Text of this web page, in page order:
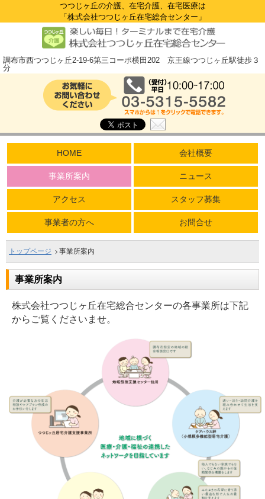
つつじヶ丘の介護、在宅介護、在宅医療は
「株式会社つつじヶ丘在宅総合センター」
調布市西つつじヶ丘2-19-6第三コーポ横田202 京王線つつじヶ丘駅徒歩３
分
HOME 会社概要
事業所案内 ニュース
アクセス スタッフ募集
事業者の方へ お問合せ
トップページ 事業所案内
事業所案内
株式会社つつじヶ丘在宅総合センターの各事業所は下記
からご覧くださいませ。